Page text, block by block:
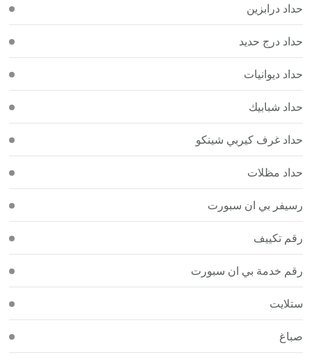
حداد درابزين
حداد درج حديد
حداد ديوانيات
حداد شبابيك
حداد غرف كيربي شينكو
حداد مظلات
رسيفر بي ان سبورت
رقم تكييف
رقم خدمة بي ان سبورت
ستلايت
صباغ